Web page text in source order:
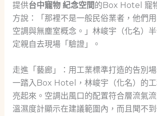
提供台中寵物 紀念空間的Box Hotel 寵
方說：「那裡不是一般民俗業者，他們
空調與無塵室概念。」林峻宇（化名）
定親自去現場「驗證」。
走進「藝廊」：用工業標準打造的告別
一踏入Box Hotel，林峻宇（化名）的工
亮起來。空調出風口的配置符合層流氣
溫濕度計顯示在建議範圍內，而且聞不